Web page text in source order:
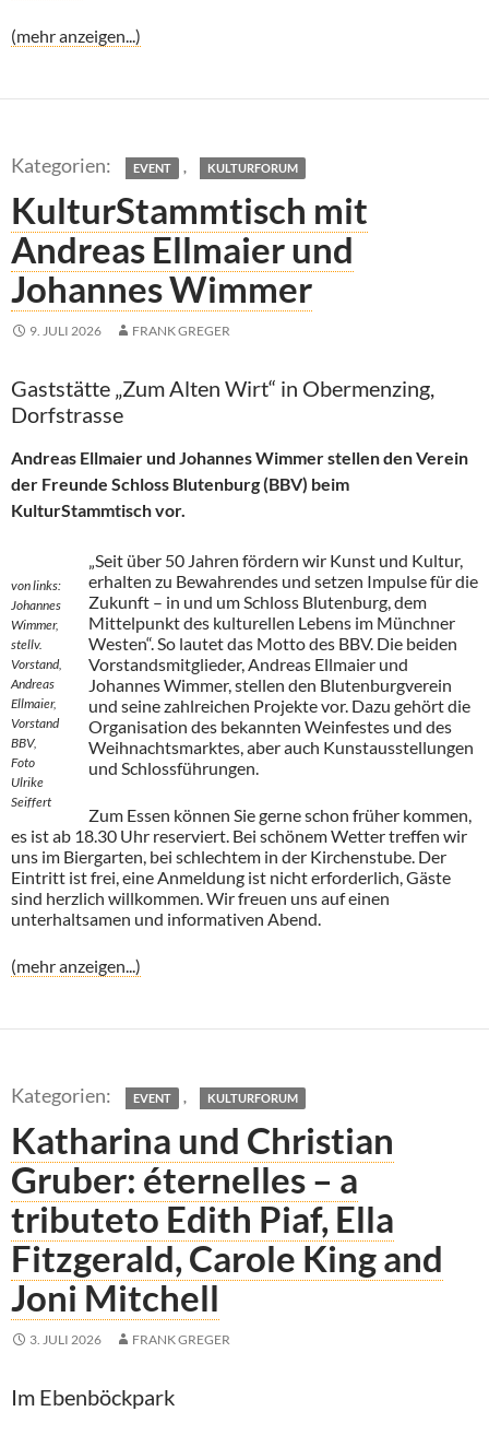
(mehr anzeigen...)
EVENT , KULTURFORUM
KulturStammtisch mit
Andreas Ellmaier und
Johannes Wimmer
9. JULI 2026 FRANK GREGER
Gaststätte „Zum Alten Wirt“ in Obermenzing,
Dorfstrasse
Andreas Ellmaier und Johannes Wimmer stellen den Verein
der Freunde Schloss Blutenburg (BBV) beim
KulturStammtisch vor.
von links:
Johannes
Wimmer,
stellv.
Vorstand,
Andreas
Ellmaier,
Vorstand
BBV,
Foto
Ulrike
Seiffert
„Seit über 50 Jahren fördern wir Kunst und Kultur,
erhalten zu Bewahrendes und setzen Impulse für die
Zukunft – in und um Schloss Blutenburg, dem
Mittelpunkt des kulturellen Lebens im Münchner
Westen“. So lautet das Motto des BBV. Die beiden
Vorstandsmitglieder, Andreas Ellmaier und
Johannes Wimmer, stellen den Blutenburgverein
und seine zahlreichen Projekte vor. Dazu gehört die
Organisation des bekannten Weinfestes und des
Weihnachtsmarktes, aber auch Kunstausstellungen
und Schlossführungen.
Zum Essen können Sie gerne schon früher kommen,
es ist ab 18.30 Uhr reserviert. Bei schönem Wetter treffen wir
uns im Biergarten, bei schlechtem in der Kirchenstube. Der
Eintritt ist frei, eine Anmeldung ist nicht erforderlich, Gäste
sind herzlich willkommen. Wir freuen uns auf einen
unterhaltsamen und informativen Abend.
(mehr anzeigen...)
EVENT , KULTURFORUM
Katharina und Christian
Gruber: éternelles – a
tributeto Edith Piaf, Ella
Fitzgerald, Carole King and
Joni Mitchell
3. JULI 2026 FRANK GREGER
Im Ebenböckpark